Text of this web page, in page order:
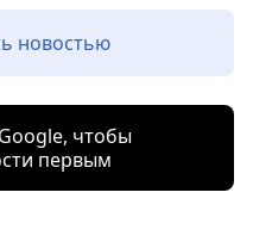
новостью
чтобы
первым